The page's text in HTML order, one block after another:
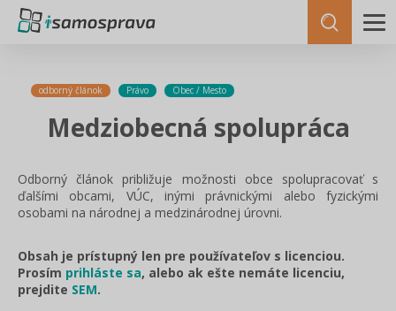
odborný článok Právo Obec / Mesto
Medziobecná spolupráca
Odborný článok približuje možnosti obce spolupracovať s
ďalšími obcami, VÚC, inými právnickými alebo fyzickými
osobami na národnej a medzinárodnej úrovni.
Obsah je prístupný len pre používateľov s licenciou.
Prosím prihláste sa, alebo ak ešte nemáte licenciu,
prejdite SEM.